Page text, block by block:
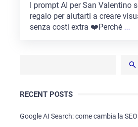
I prompt AI per San Valentino
regalo per aiutarti a creare
senza costi extra ❤️Perché ...
RECENT POSTS
Google AI Search: come cambia la